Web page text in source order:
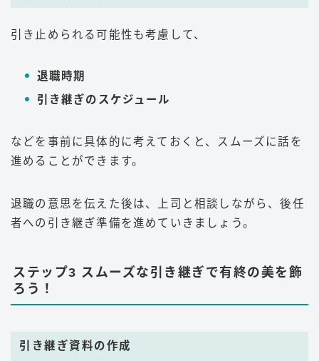
引き止められる可能性も考慮して、
退職時期
引き継ぎのスケジュール
などを事前に具体的に考えておくと、スムーズに話を
進めることができます。
退職の意思を伝えた後は、上司と相談しながら、後任
者への引き継ぎ準備を進めていきましょう。
ステップ3 スムーズな引き継ぎで有終の美を飾
ろう！
引き継ぎ資料の作成